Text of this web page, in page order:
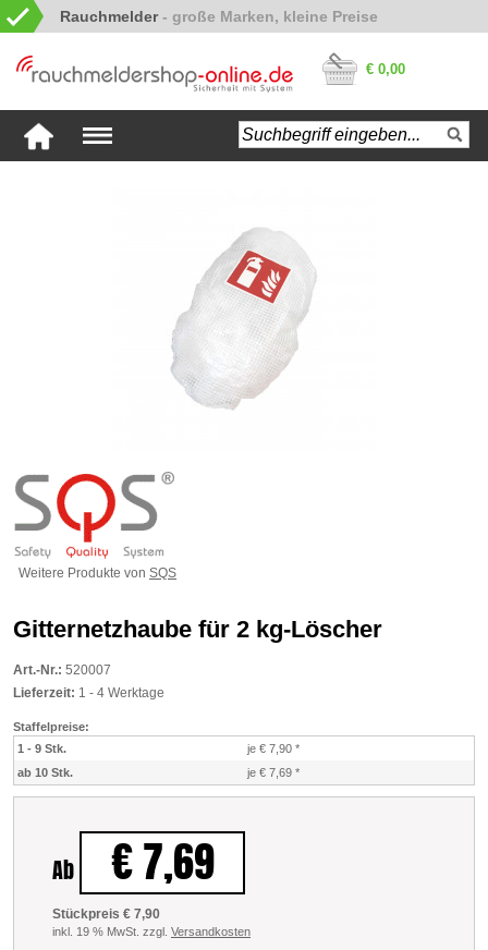
Rauchmelder
€ 0,00
Weitere Produkte von SQS
Gitternetzhaube für 2 kg-Löscher
Art.-Nr.: 520007
Lieferzeit: 1 - 4 Werktage
Staffelpreise:
1 - 9 Stk.
je € 7,90 *
ab 10 Stk.
je € 7,69 *
Ab € 7,69
Stückpreis € 7,90
inkl. 19 % MwSt. zzgl. Versandkosten